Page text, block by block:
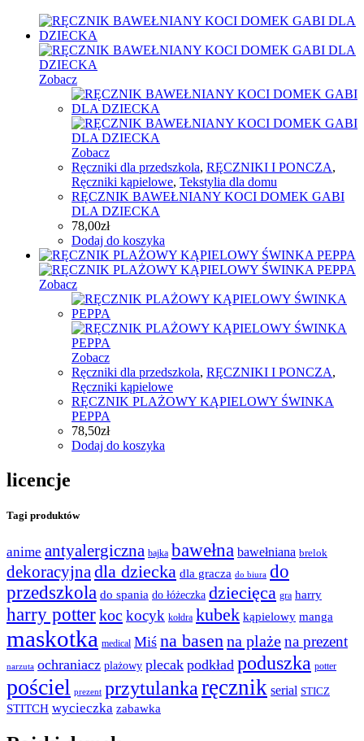
Zobacz
Zobacz
Ręczniki dla przedszkola, RĘCZNIKI I PONCZA,
Ręczniki kąpielowe, Tekstylia dla domu
RĘCZNIK BAWEŁNIANY KOCI DOMEK GABI
DLA DZIECKA
78,00zł
Dodaj do koszyka
Zobacz
Zobacz
Ręczniki dla przedszkola, RĘCZNIKI I PONCZA,
Ręczniki kąpielowe
RĘCZNIK PLAŻOWY KĄPIELOWY ŚWINKA
PEPPA
78,50zł
Dodaj do koszyka
licencje
Tagi produktów
anime antyalergiczna bajka bawełna bawełniana brelok
dekoracyjna dla dziecka dla gracza do biura do
przedszkola do spania do łóżeczka dziecięca gra harry
harry potterkoc kocyk kołdra kubek kąpielowy manga
maskotka medical Miś na basen na plażena prezent
narzuta ochraniacz plażowy plecak podkład poduszka potter
pościel prezent przytulanka ręcznik serial STICZ
STITCH wycieczka zabawka